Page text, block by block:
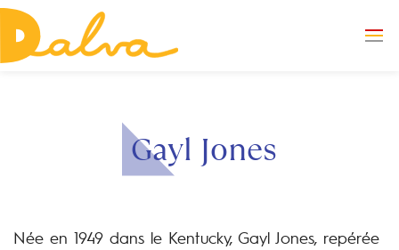
Gayl Jones
Née en 1949 dans le Kentucky, Gayl Jones, repérée